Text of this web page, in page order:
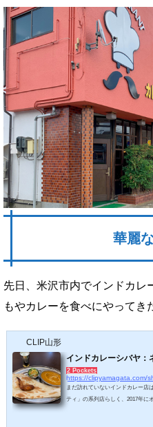
華麗
先日、米沢市内でインドカレ
もやカレーを食べにやってき
CLIP山形
インドカレーシバヤ：
2 Pockets
https://clipyamagata.com/
まだ訪れていないインドカレー店
ティ」の系列店らしく、2017年に